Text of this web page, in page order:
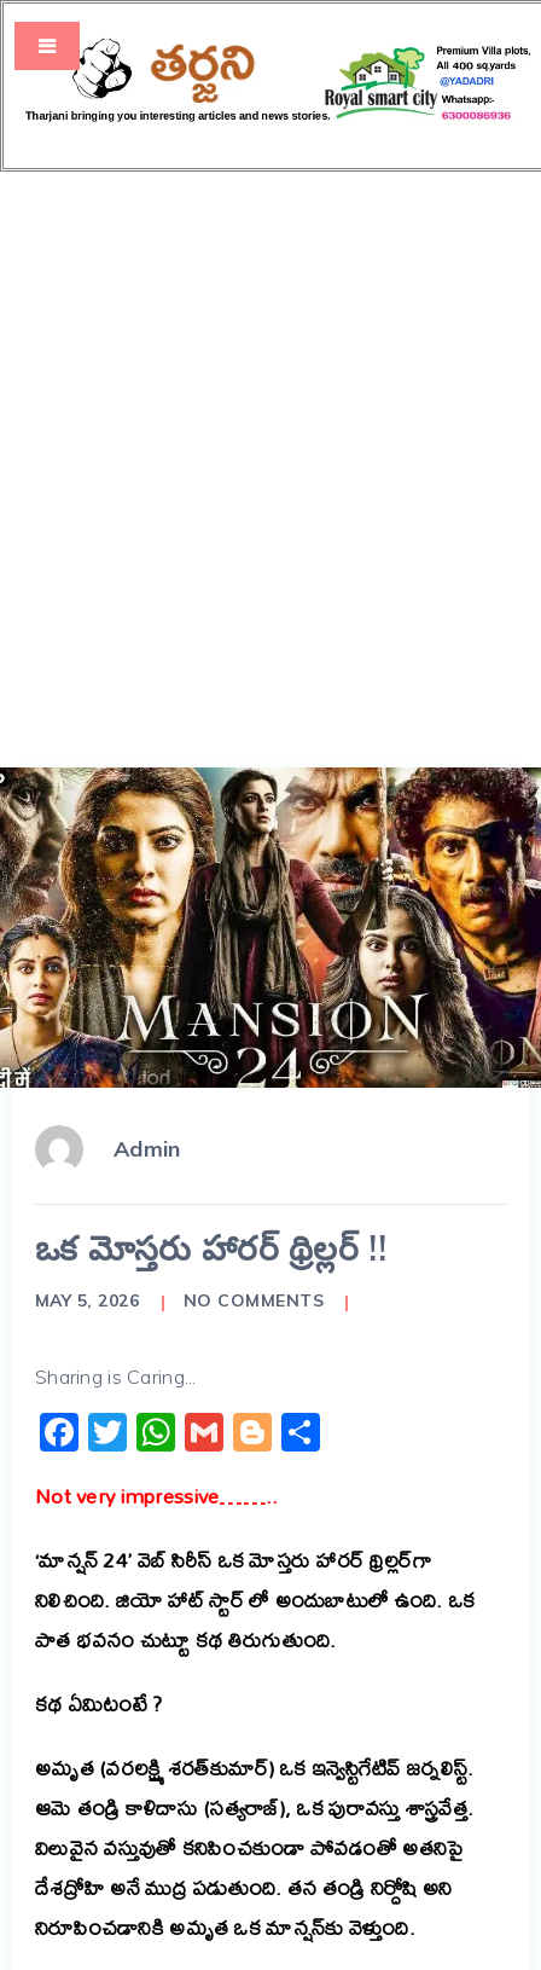
Admin
ఒక మోస్తరు హారర్ థ్రిల్లర్‌ !!
MAY 5, 2026 NO COMMENTS
Sharing is Caring...
Facebook
Twitter
WhatsApp
GmailBlogger
Share
Not very impressive……..
‘మాన్షన్ 24’ వెబ్ సిరీస్ ఒక మోస్తరు హారర్ థ్రిల్లర్‌గా
నిలిచింది. జియో హాట్ స్టార్ లో అందుబాటులో ఉంది. ఒక
పాత భవనం చుట్టూ కథ తిరుగుతుంది.
కథ ఏమిటంటే ?
అమృత (వరలక్ష్మి శరత్‌కుమార్) ఒక ఇన్వెస్టిగేటివ్ జర్నలిస్ట్.
ఆమె తండ్రి కాళిదాసు (సత్యరాజ్), ఒక పురావస్తు శాస్త్రవేత్త.
విలువైన వస్తువుతో కనిపించకుండా పోవడంతో అతనిపై
దేశద్రోహి అనే ముద్ర పడుతుంది. తన తండ్రి నిర్దోషి అని
నిరూపించడానికి అమృత ఒక మాన్షన్‌కు వెళ్తుంది.